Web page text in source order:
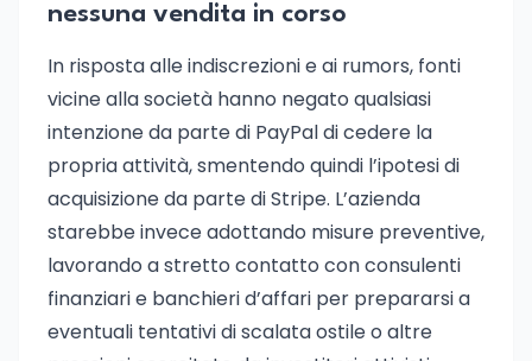
nessuna vendita in corso
In risposta alle indiscrezioni e ai rumors, fonti
vicine alla società hanno negato qualsiasi
intenzione da parte di PayPal di cedere la
propria attività, smentendo quindi l’ipotesi di
acquisizione da parte di Stripe. L’azienda
starebbe invece adottando misure preventive,
lavorando a stretto contatto con consulenti
finanziari e banchieri d’affari per prepararsi a
eventuali tentativi di scalata ostile o altre